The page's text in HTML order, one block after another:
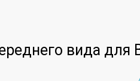
вида для